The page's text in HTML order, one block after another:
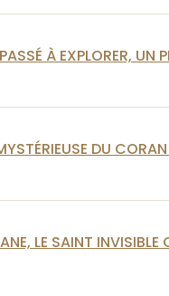
À EXPLORER, UN
DU
LE SAINT